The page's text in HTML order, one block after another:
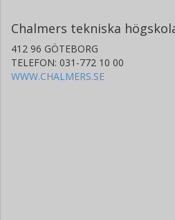
Chalmers tekniska
412 96 GÖTEBORG
TELEFON: 031-772 10 00
WWW.CHALMERS.SE